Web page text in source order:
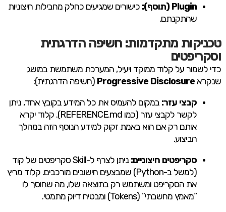
Plugin (תוסף):
כישורים שמגיעים כחלק מחבילות חיצוניות
שהתקנתם.
טכניקות מתקדמות: חשיפה הדרגתית
וסקריפטים
כדי לשמור על קלוד ממוקד ויעיל, המערכת משתמשת במושג
שנקראProgressive Disclosure (חשיפה הדרגתית):
קבצי עזר: במקום להעמיס את כל המידע בקובץ אחד, ניתן
לקשר לקבצי עזר (כמו REFERENCE.md). קלוד יקרא
אותם רק אם הוא באמת זקוק למידע הנוסף הזה במהלך
הביצוע.
סקריפטים חיצוניים:
ניתן לצרף ל-Skill סקריפטים של קוד
(למשל ב-Python) שמבצעים חישובים מורכבים. קלוד מריץ
את הסקריפט ומשתמש רק בתוצאה שלו, מה שחוסך לו
“מאמץ מחשבתי” (Tokens) ומבטיח דיוק מתמטי.